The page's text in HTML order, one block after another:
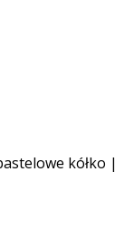
kółko |